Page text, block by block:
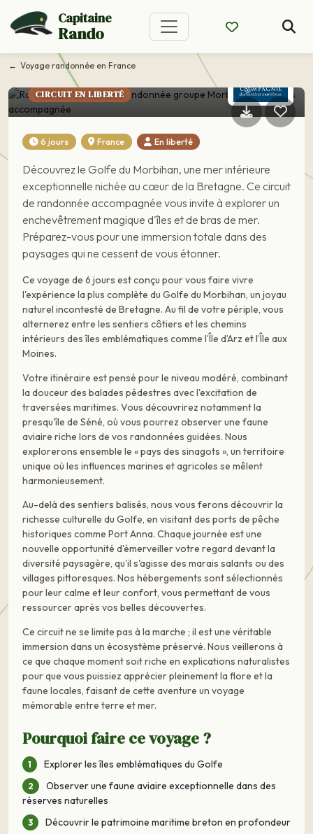
Capitaine
Rando
Voyage randonnée en France
Randonnée Morbihan :
randonnée groupe
Morbihan et ses îles
accompagnée
CIRCUIT EN LIBERTÉ
6 jours France En liberté
Découvrez le Golfe du Morbihan, une mer intérieure
exceptionnelle nichée au cœur de la Bretagne. Ce circuit
de randonnée accompagnée vous invite à explorer un
enchevêtrement magique d'îles et de bras de mer.
Préparez-vous pour une immersion totale dans des
paysages qui ne cessent de vous étonner.
Ce voyage de 6 jours est conçu pour vous faire vivre
l'expérience la plus complète du Golfe du Morbihan, un joyau
naturel incontesté de Bretagne. Au fil de votre périple, vous
alternerez entre les sentiers côtiers et les chemins
intérieurs des îles emblématiques comme l’Île d’Arz et l’Île aux
Moines.
Votre itinéraire est pensé pour le niveau modéré, combinant
la douceur des balades pédestres avec l'excitation de
traversées maritimes. Vous découvrirez notamment la
presqu'île de Séné, où vous pourrez observer une faune
aviaire riche lors de vos randonnées guidées. Nous
explorerons ensemble le « pays des sinagots », un territoire
unique où les influences marines et agricoles se mêlent
harmonieusement.
Au-delà des sentiers balisés, nous vous ferons découvrir la
richesse culturelle du Golfe, en visitant des ports de pêche
historiques comme Port Anna. Chaque journée est une
nouvelle opportunité d'émerveiller votre regard devant la
diversité paysagère, qu'il s'agisse des marais salants ou des
villages pittoresques. Nos hébergements sont sélectionnés
pour leur calme et leur confort, vous permettant de vous
ressourcer après vos belles découvertes.
Ce circuit ne se limite pas à la marche ; il est une véritable
immersion dans un écosystème préservé. Nous veillerons à
ce que chaque moment soit riche en explications naturalistes
pour que vous puissiez apprécier pleinement la flore et la
faune locales, faisant de cette aventure un voyage
mémorable entre terre et mer.
Pourquoi faire ce voyage ?
Explorer les îles emblématiques du Golfe
Observer une faune aviaire exceptionnelle dans des
réserves naturelles
Découvrir le patrimoine maritime breton en profondeur